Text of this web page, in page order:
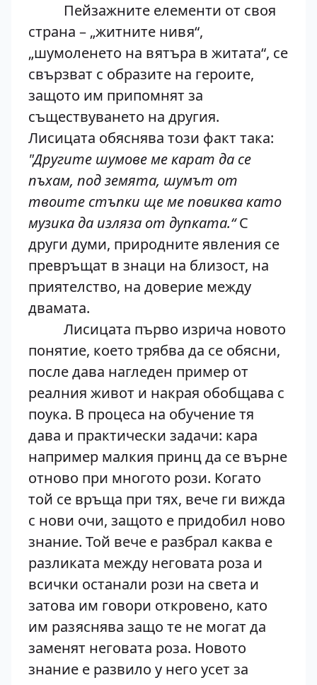
Пейзажните елементи от своя
страна – „житните нивя“,
„шумоленето на вятъра в житата“, се
свързват с образите на героите,
защото им припомнят за
съществуването на другия.
Лисицата обяснява този факт така:
"Другите шумове ме карат да се
пъхам, под земята, шумът от
твоите стъпки ще ме повиква като
музика да изляза от дупката.“С
други думи, природните явления се
превръщат в знаци на близост, на
приятелство, на доверие между
двамата.
Лисицата първо изрича новото
понятие, което трябва да се обясни,
после дава нагледен пример от
реалния живот и накрая обобщава с
поука. В процеса на обучение тя
дава и практически задачи: кара
например малкия принц да се върне
отново при многото рози. Когато
той се връща при тях, вече ги вижда
с нови очи, защото е придобил ново
знание. Той вече е разбрал каква е
разликата между неговата роза и
всички останали рози на света и
затова им говори откровено, като
им разяснява защо те не могат да
заменят неговата роза. Новото
знание е развило у него усет за